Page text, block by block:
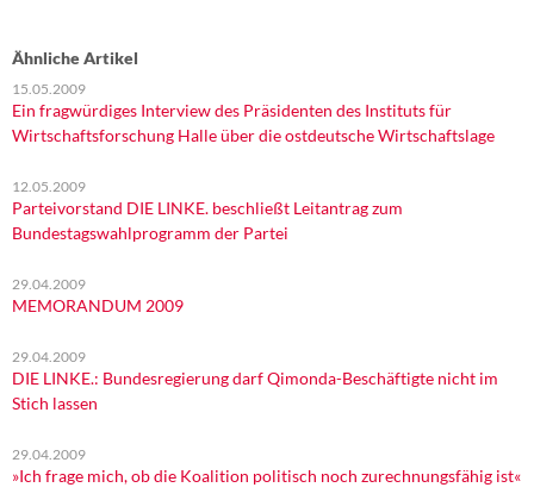
Ähnliche Artikel
15.05.2009
Ein fragwürdiges Interview des Präsidenten des Instituts für
Wirtschaftsforschung Halle über die ostdeutsche Wirtschaftslage
12.05.2009
Parteivorstand DIE LINKE. beschließt Leitantrag zum
Bundestagswahlprogramm der Partei
29.04.2009
MEMORANDUM 2009
29.04.2009
DIE LINKE.: Bundesregierung darf Qimonda-Beschäftigte nicht im
Stich lassen
29.04.2009
»Ich frage mich, ob die Koalition politisch noch zurechnungsfähig ist«